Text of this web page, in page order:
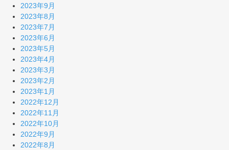
2023年9月
2023年8月
2023年7月
2023年6月
2023年5月
2023年4月
2023年3月
2023年2月
2023年1月
2022年12月
2022年11月
2022年10月
2022年9月
2022年8月